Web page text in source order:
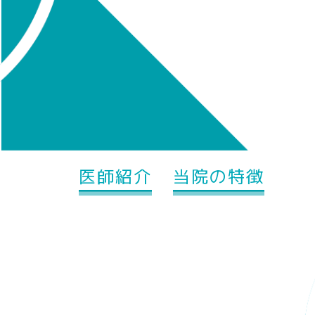
医師紹介 当院の特徴